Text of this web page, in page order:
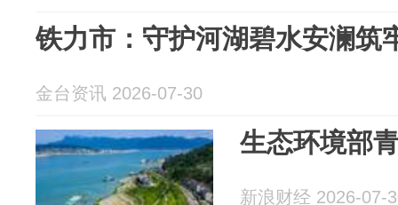
铁力市：守护河湖碧水安澜筑
金台资讯 2026-07-30
生态环境部
新浪财经 2026-07-